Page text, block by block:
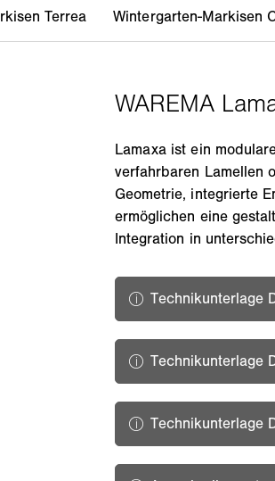
Lamaxa ist ein
verfahrbaren Lamellen
Geometrie, integrierte
ermöglichen eine
Integration in